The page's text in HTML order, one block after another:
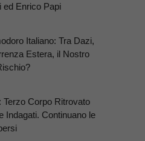
ed Enrico Papi
Italiano: Tra Dazi,
Estera, il Nostro
Terzo Corpo Ritrovato
Indagati. Continuano le